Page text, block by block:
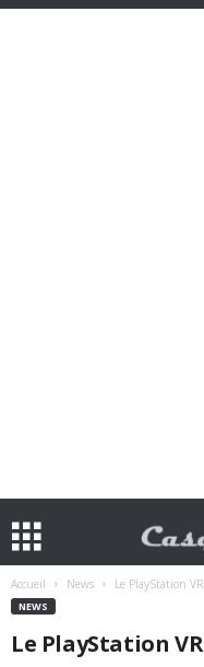
Accueil News Le PlayStation
NEWS
Le PlayStation